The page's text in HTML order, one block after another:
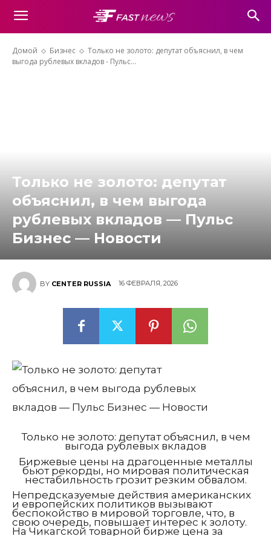
Домой Бизнес
Только не золото: депутат объяснил, в чем
выгода рублевых вкладов - Пульс...
Только не золото: депутат
объяснил, в чем выгода
рублевых вкладов — Пульс
Бизнес — Новости
BY CENTER RUSSIA 16 ФЕВРАЛЯ, 2026
Только не золото: депутат объяснил, в чем
выгода рублевых вкладов
Биржевые цены на драгоценные металлы
бьют рекорды, но мировая политическая
нестабильность грозит резким обвалом.
Непредсказуемые действия американских
и европейских политиков вызывают
беспокойство в мировой торговле, что, в
свою очередь, повышает интерес к золоту.
На Чикагской товарной бирже цена за